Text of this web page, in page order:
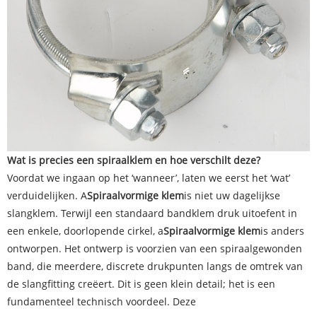
Wat is precies een spiraalklem en hoe verschilt deze?
Voordat we ingaan op het ‘wanneer’, laten we eerst het ‘wat’
verduidelijken. ASpiraalvormige klemis niet uw dagelijkse
slangklem. Terwijl een standaard bandklem druk uitoefent in
een enkele, doorlopende cirkel, aSpiraalvormige klemis anders
ontworpen. Het ontwerp is voorzien van een spiraalgewonden
band, die meerdere, discrete drukpunten langs de omtrek van
de slangfitting creëert. Dit is geen klein detail; het is een
fundamenteel technisch voordeel. Deze